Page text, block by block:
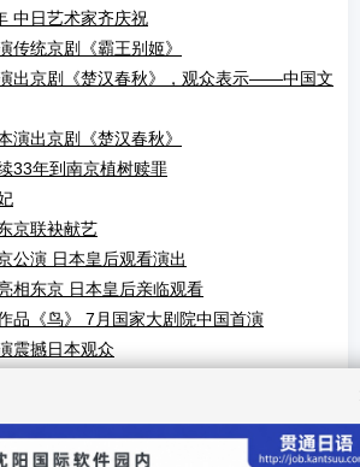
中日艺术家齐庆祝
传统京剧《霸王别姬》
出京剧《楚汉春秋》，观众表示——中国文
演出京剧《楚汉春秋》
33年到南京植树赎罪
京联袂献艺
公演 日本皇后观看演出
相东京 日本皇后亲临观看
品《鸟》 7月国家大剧院中国首演
震撼日本观众